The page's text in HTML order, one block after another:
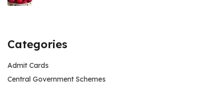
Categories
Admit Cards
Central Government Schemes